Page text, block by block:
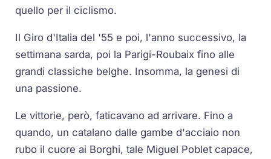
quello per il ciclismo.
Il Giro d'Italia del '55 e poi, l'anno successivo, la
settimana sarda, poi la Parigi-Roubaix fino alle
grandi classiche belghe. Insomma, la genesi di
una passione.
Le vittorie, però, faticavano ad arrivare. Fino a
quando, un catalano dalle gambe d'acciaio non
rubo il cuore ai Borghi, tale Miguel Poblet capace,